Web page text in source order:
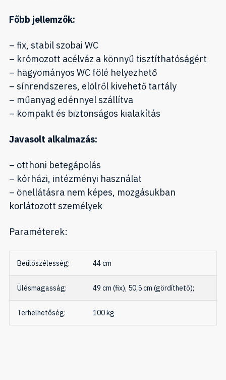
Főbb jellemzők:
– fix, stabil szobai WC
– krómozott acélváz a könnyű tisztíthatóságért
– hagyományos WC fölé helyezhető
– sínrendszeres, elölről kivehető tartály
– műanyag edénnyel szállítva
– kompakt és biztonságos kialakítás
Javasolt alkalmazás:
– otthoni betegápolás
– kórházi, intézményi használat
– önellátásra nem képes, mozgásukban
korlátozott személyek
Paraméterek:
Beülőszélesség: 44 cm
Ülésmagasság: 49 cm (fix), 50,5 cm (gördíthető);
Terhelhetőség: 100 kg